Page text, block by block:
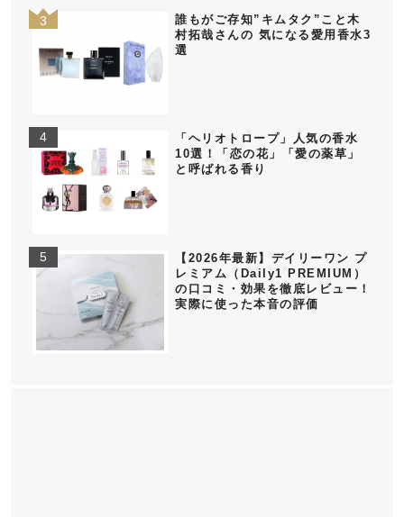
誰もがご存知”キムタク”こと木
村拓哉さんの 気になる愛用香水3
選
「ヘリオトロープ」人気の香水
10選！「恋の花」「愛の薬草」
と呼ばれる香り
【2026年最新】デイリーワン プ
レミアム（Daily1 PREMIUM）
の口コミ・効果を徹底レビュー！
実際に使った本音の評価